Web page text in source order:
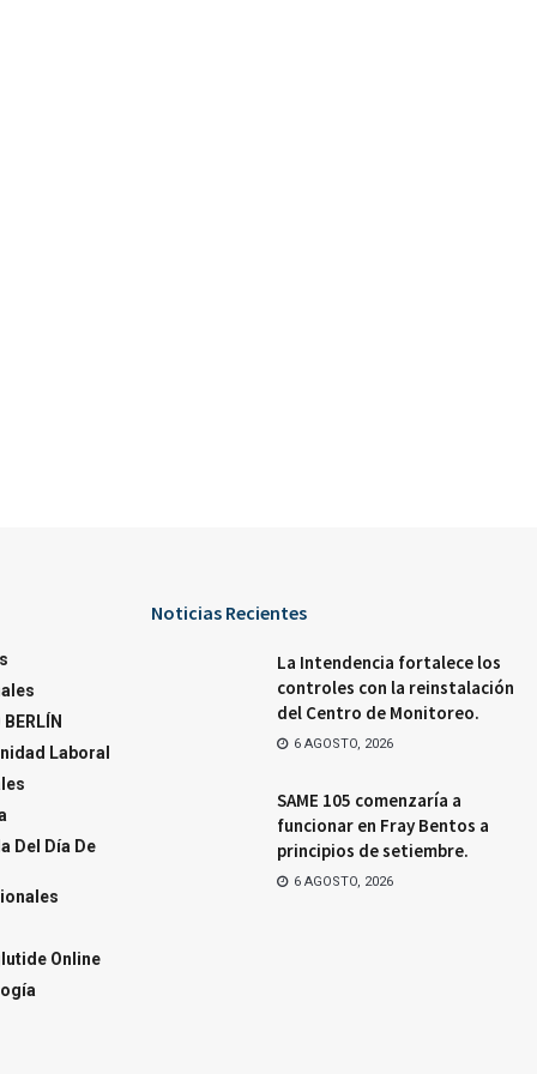
BERLÍN
Laboral
Del Día De
Online
Noticias Recientes
La Intendencia fortalece los
controles con la reinstalación
del Centro de Monitoreo.
6 AGOSTO, 2026
SAME 105 comenzaría a
funcionar en Fray Bentos a
principios de setiembre.
6 AGOSTO, 2026